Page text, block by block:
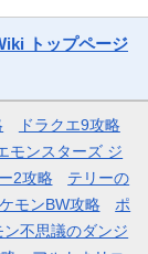
トップページ
ドラクエ9攻略
モンスターズ ジ
2攻略
テリーの
モンBW攻略
ポ
ン不思議のダンジ